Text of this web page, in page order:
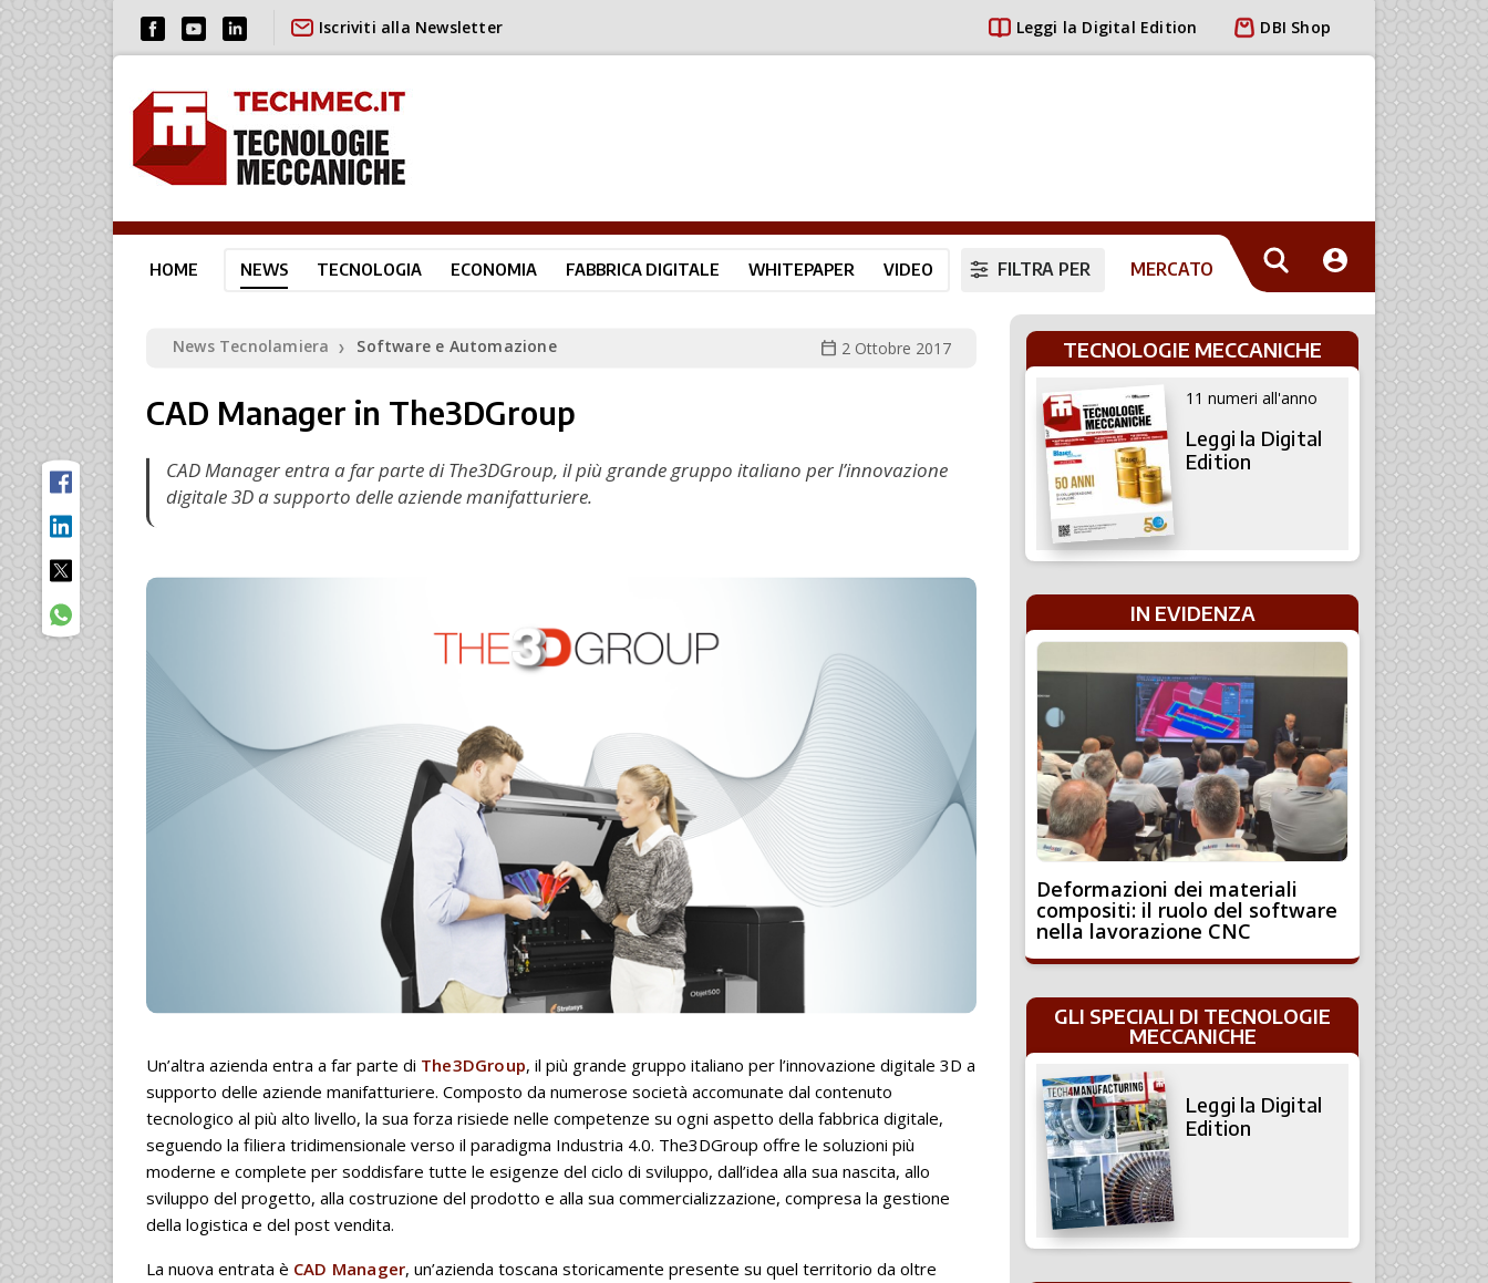
Iscriviti alla Newsletter Leggi la Digital Edition DBI Shop
HOME NEWS TECNOLOGIA ECONOMIA FABBRICA DIGITALE WHITEPAPER VIDEO FILTRA PER MERCATO
News Tecnolamiera ❯ Software e Automazione calendar_today 2 Ottobre 2017
CAD Manager in The3DGroup
CAD Manager entra a far parte di The3DGroup, il più grande gruppo italiano per l’innovazione
digitale 3D a supporto delle aziende manifatturiere.
Un’altra azienda entra a far parte di The3DGroup, il più grande gruppo italiano per l’innovazione digitale 3D a
supporto delle aziende manifatturiere. Composto da numerose società accomunate dal contenuto
tecnologico al più alto livello, la sua forza risiede nelle competenze su ogni aspetto della fabbrica digitale,
seguendo la filiera tridimensionale verso il paradigma Industria 4.0. The3DGroup offre le soluzioni più
moderne e complete per soddisfare tutte le esigenze del ciclo di sviluppo, dall’idea alla sua nascita, allo
sviluppo del progetto, alla costruzione del prodotto e alla sua commercializzazione, compresa la gestione
della logistica e del post vendita.
La nuova entrata è CAD Manager, un’azienda toscana storicamente presente su quel territorio da oltre
TECNOLOGIE MECCANICHE
11 numeri all'anno
Leggi la Digital
Edition
IN EVIDENZA
Deformazioni dei materiali
compositi: il ruolo del software
nella lavorazione CNC
GLI SPECIALI DI TECNOLOGIE
MECCANICHE
Leggi la Digital
Edition